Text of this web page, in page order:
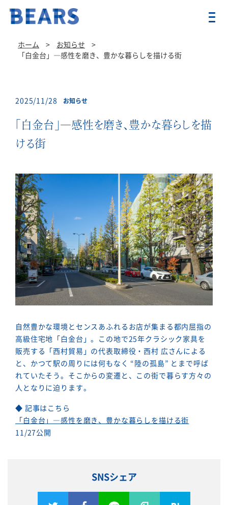
ホーム > お知らせ
>
「白金台」―感性を磨き、豊かな暮らしを描ける街
2025/11/28 お知らせ
「白金台」―感性を磨き、豊かな暮らしを描
ける街
自然豊かな環境とセンスあふれるお店が集まる都内屈指の
高級住宅地「白金台」。この地で25年クラシック家具を
販売する「西村貿易」の代表取締役・西村 広さんによる
と、かつて駅の周りには何もなく “陸の孤島” とまで呼ば
れていたそう。そこからの変遷と、この街で暮らす方々の
人となりに迫ります。
◆ 記事はこちら
「白金台」―感性を磨き、豊かな暮らしを描ける街
11/27公開
SNSシェア